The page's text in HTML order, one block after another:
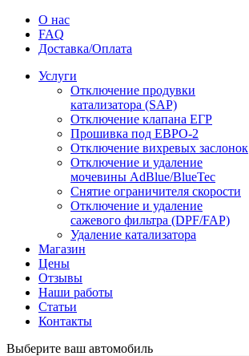
О нас
FAQ
Доставка/Оплата
Услуги
Отключение продувки
катализатора (SAP)
Отключение клапана ЕГР
Прошивка под ЕВРО-2
Отключение вихревых заслонок
Отключение и удаление
мочевины AdBlue/BlueTec
Снятие ограничителя скорости
Отключение и удаление
сажевого фильтра (DPF/FAP)
Удаление катализатора
Магазин
Цены
Отзывы
Наши работы
Статьи
Контакты
Выберите ваш автомобиль